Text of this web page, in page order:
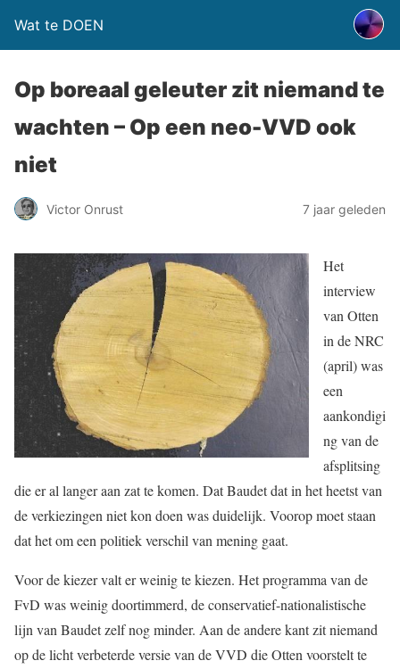
Wat te DOEN
Op boreaal geleuter zit niemand te
wachten – Op een neo-VVD ook
niet
Victor Onrust 7 jaar geleden
Het
interview
van Otten
in de NRC
(april) was
een
aankondigi
ng van de
afsplitsing
die er al langer aan zat te komen. Dat Baudet dat in het heetst van
de verkiezingen niet kon doen was duidelijk. Voorop moet staan
dat het om een politiek verschil van mening gaat.
Voor de kiezer valt er weinig te kiezen. Het programma van de
FvD was weinig doortimmerd, de conservatief-nationalistische
lijn van Baudet zelf nog minder. Aan de andere kant zit niemand
op de licht verbeterde versie van de VVD die Otten voorstelt te